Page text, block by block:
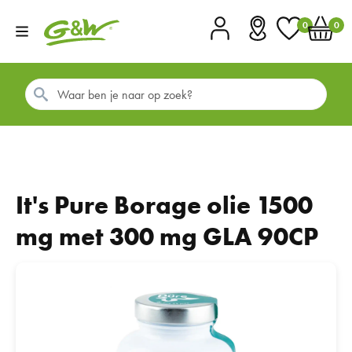
0 0
It's Pure Borage olie 1500
mg met 300 mg GLA 90CP